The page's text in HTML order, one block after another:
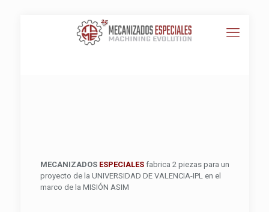
MECANIZADOS ESPECIALESfabrica 2 piezas para un
proyecto de la UNIVERSIDAD DE VALENCIA-IPL en el
marco de la MISIÓN ASIM